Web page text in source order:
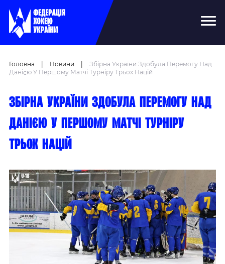
Головна Новини
Збірна України Здобула Перемогу Над
Данією У Першому Матчі Турніру Трьох Націй
Збірна України здобула перемогу над
Данією у першому матчі Турніру
Трьох Націй